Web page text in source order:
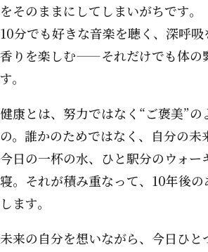
をそのままにしてしまいがちです。
10分でも好きな音楽を聴く、深呼
香りを楽しむ——それだけでも体の
す。
健康とは、努力ではなく“ご褒美”の
の。誰かのためではなく、自分の未
今日の一杯の水、ひと駅分のウォー
寝。それが積み重なって、10年後の
します。
未来の自分を想いながら、今日ひと